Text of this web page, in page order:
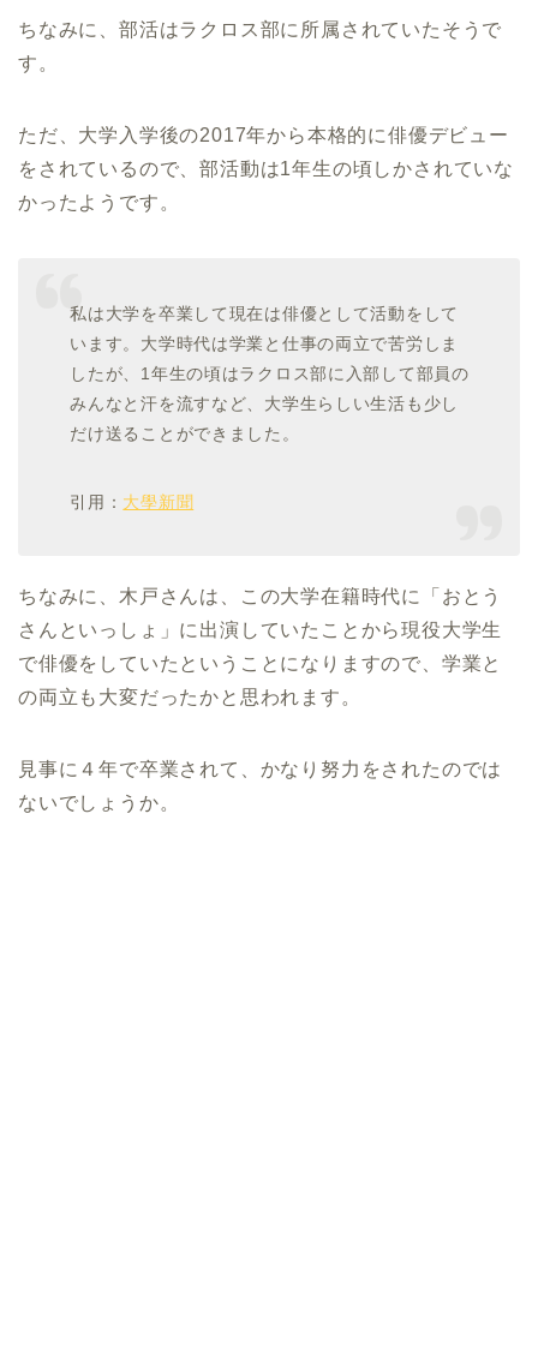
ちなみに、部活はラクロス部に所属されていたそうで
す。
ただ、大学入学後の2017年から本格的に俳優デビュー
をされているので、部活動は1年生の頃しかされていな
かったようです。
私は大学を卒業して現在は俳優として活動をして
います。大学時代は学業と仕事の両立で苦労しま
したが、1年生の頃はラクロス部に入部して部員の
みんなと汗を流すなど、大学生らしい生活も少し
だけ送ることができました。
引用： 大學新聞
ちなみに、木戸さんは、この大学在籍時代に「おとう
さんといっしょ」に出演していたことから現役大学生
で俳優をしていたということになりますので、学業と
の両立も大変だったかと思われます。
見事に４年で卒業されて、かなり努力をされたのでは
ないでしょうか。